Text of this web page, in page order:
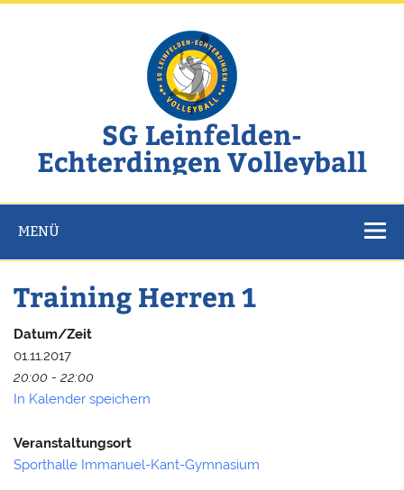
Zum
SG Leinfelden-
Echterdingen Volleyball
MENÜ
Training Herren 1
Datum/Zeit
01.11.2017
20:00 - 22:00
In Kalender speichern
Veranstaltungsort
Sporthalle Immanuel-Kant-Gymnasium